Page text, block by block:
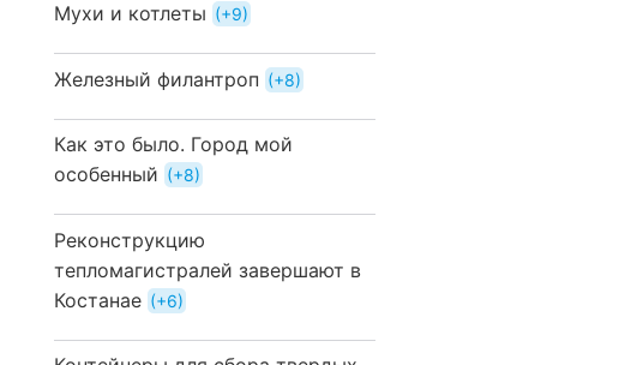
Мухи и котлеты +9
Железный филантроп +8
Как это было. Город мой
особенный
+8
Реконструкцию
тепломагистралей завершают в
Костанае
+6